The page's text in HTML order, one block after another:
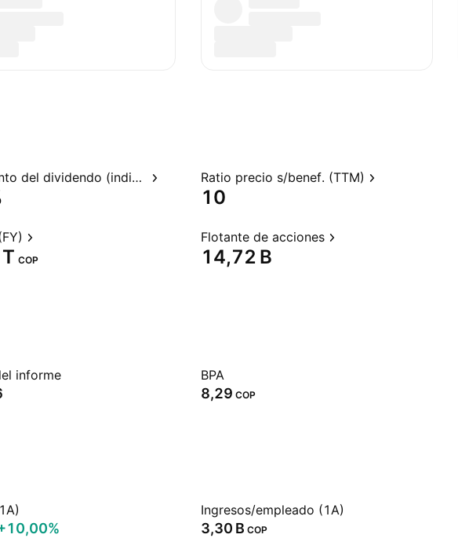
Rendimiento del dividendo (indicado) Ratio precio s/benef. (TTM)
10
COP
Flotante de acciones
‪14,72 B‬
informe BPA
8,29 COP
Ingresos/empleado (1A)
‪3,30 B‬ COP